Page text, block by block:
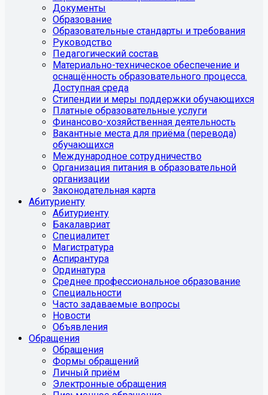
Документы
Образование
Образовательные стандарты и требования
Руководство
Педагогический состав
Материально-техническое обеспечение и
оснащённость образовательного процесса.
Доступная среда
Стипендии и меры поддержки обучающихся
Платные образовательные услуги
Финансово-хозяйственная деятельность
Вакантные места для приёма (перевода)
обучающихся
Международное сотрудничество
Организация питания в образовательной
организации
Законодательная карта
Абитуриенту
Абитуриенту
Бакалавриат
Специалитет
Магистратура
Аспирантура
Ординатура
Среднее профессиональное образование
Специальности
Часто задаваемые вопросы
Новости
Объявления
Обращения
Обращения
Формы обращений
Личный приём
Электронные обращения